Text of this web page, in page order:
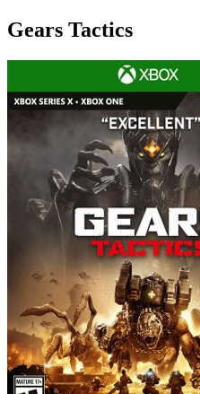
Gears Tactics